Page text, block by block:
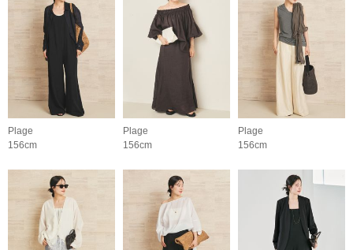
Plage
156cm
Plage
156cm
Plage
156cm